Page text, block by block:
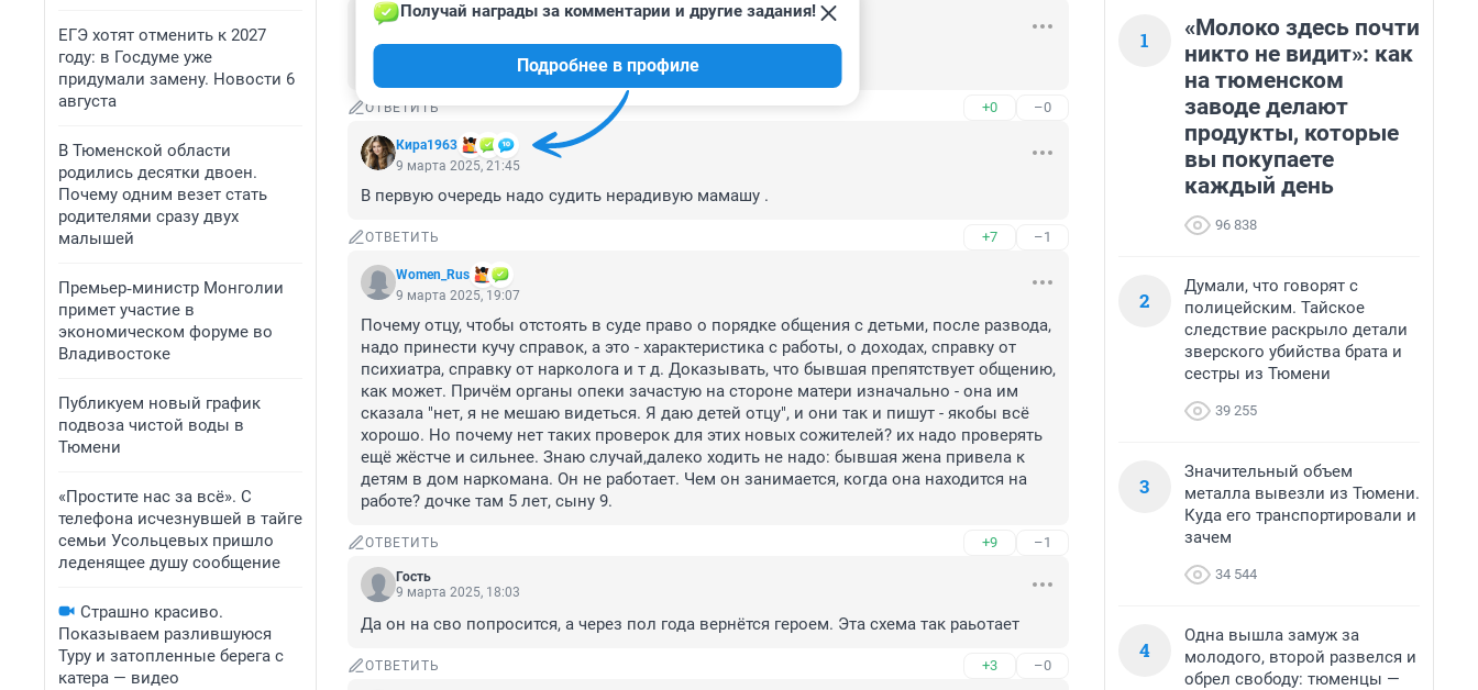
ЕГЭ хотят отменить к 2027
году: в Госдуме уже
придумали замену. Новости 6
августа
В Тюменской области
родились десятки двоен.
Почему одним везет стать
родителями сразу двух
малышей
Премьер‑министр Монголии
примет участие в
экономическом форуме во
Владивостоке
Публикуем новый график
подвоза чистой воды в
Тюмени
«Простите нас за всё». С
телефона исчезнувшей в тайге
семьи Усольцевых пришло
леденящее душу сообщение
Страшно красиво.
Показываем разлившуюся
Туру и затопленные берега с
катера — видео
Гость
Наши мальчики в трусиках...
ОТВЕТИТЬ +0 –0
Кира1963
Получай награды за комментарии и другие задания!
Подробнее в профиле
9 марта 2025, 21:45
В первую очередь надо судить нерадивую мамашу .
ОТВЕТИТЬ +7 –1
Women_Rus
9 марта 2025, 19:07
Почему отцу, чтобы отстоять в суде право о порядке общения с детьми, после развода,
надо принести кучу справок, а это - характеристика с работы, о доходах, справку от
психиатра, справку от нарколога и т д. Доказывать, что бывшая препятствует общению,
как может. Причём органы опеки зачастую на стороне матери изначально - она им
сказала "нет, я не мешаю видеться. Я даю детей отцу", и они так и пишут - якобы всё
хорошо. Но почему нет таких проверок для этих новых сожителей? их надо проверять
ещё жёстче и сильнее. Знаю случай,далеко ходить не надо: бывшая жена привела к
детям в дом наркомана. Он не работает. Чем он занимается, когда она находится на
работе? дочке там 5 лет, сыну 9.
ОТВЕТИТЬ +9 –1
Гость
9 марта 2025, 18:03
Да он на сво попросится, а через пол года вернётся героем. Эта схема так раьотает
ОТВЕТИТЬ +3 –0
1
«Молоко здесь почти
никто не видит»: как
на тюменском
заводе делают
продукты, которые
вы покупаете
каждый день
96 838
2
Думали, что говорят с
полицейским. Тайское
следствие раскрыло детали
зверского убийства брата и
сестры из Тюмени
39 255
3
Значительный объем
металла вывезли из Тюмени.
Куда его транспортировали и
зачем
34 544
4
Одна вышла замуж за
молодого, второй развелся и
обрел свободу: тюменцы —